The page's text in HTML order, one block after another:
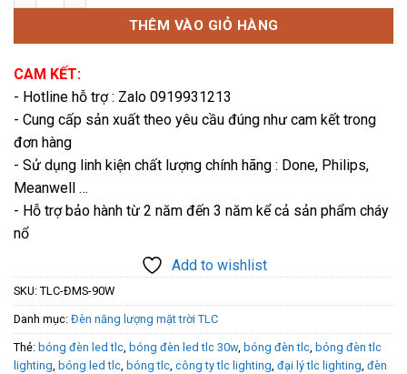
THÊM VÀO GIỎ HÀNG
CAM KẾT:
- Hotline hỗ trợ : Zalo 0919931213
- Cung cấp sản xuất theo yêu cầu đúng như cam kết trong
đơn hàng
- Sử dụng linh kiện chất lượng chính hãng : Done, Philips,
Meanwell …
- Hỗ trợ bảo hành từ 2 năm đến 3 năm kể cả sản phẩm cháy
nổ
Add to wishlist
SKU: TLC-ĐMS-90W
Danh mục: Đèn năng lượng mặt trời TLC
Thẻ: bóng đèn led tlc, bóng đèn led tlc 30w, bóng đèn tlc, bóng đèn tlc
lighting, bóng led tlc, bóng tlc, công ty tlc lighting, đại lý tlc lighting, đèn